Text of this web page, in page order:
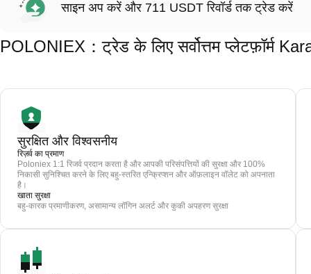
साइन अप करें और 711 USDT रिवॉर्ड तक ट्रेड करें
POLONIEX：ट्रेड के लिए सर्वोत्तम प्लेटफ़ॉर्म
सुरक्षित और विश्वसनीय
रिज़र्व का प्रमाण
Poloniex 1:1 रिजर्व प्रदान करता है और आपकी परिसंपत्तियों की सुरक्षा और 100%
निकासी सुनिश्चित करने के लिए बहु-स्तरित एन्क्रिप्शन और ऑफ़लाइन वॉलेट को अपनाता
है।
खाता सुरक्षा
बहु-कारक प्रमाणीकरण, असामान्य लॉगिन अलर्ट और कुकी अपहरण सुरक्षा